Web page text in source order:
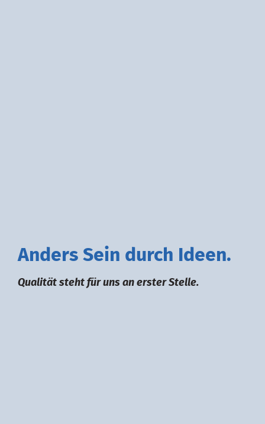
Anders Sein durch deen.
Qualität steht für uns an erster Stelle.